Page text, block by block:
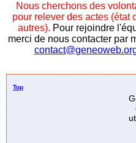
Nous cherchons des
pour relever des actes (état
autres). Pour rejoindre
merci de nous contacter par
Top